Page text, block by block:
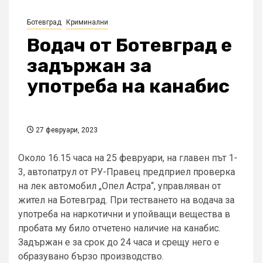
Ботевград Криминални
Водач от Ботевград е
задържан за
употреба на канабис
27 февруари, 2023
Около 16.15 часа на 25 февруари, на главен път 1-
3, автопатрул от РУ-Правец предприел проверка
на лек автомобил „Опел Астра“, управляван от
жител на Ботевград. При тестването на водача за
употреба на наркотични и упойващи вещества в
пробата му било отчетено наличие на канабис.
Задържан е за срок до 24 часа и срещу него е
образувано бързо производство.